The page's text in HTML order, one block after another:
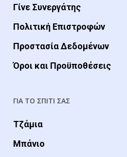
Γίνε Συνεργάτης
Πολιτική Επιστροφών
Προστασία Δεδομένων
Όροι και Προϋποθέσεις
ΓΙΑ ΤΟ ΣΠΙΤΙ ΣΑΣ
Τζάμια
Μπάνιο